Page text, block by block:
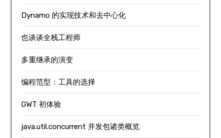
Dynamo 的实现技术和去中心化
也谈谈全栈工程师
多重继承的演变
编程范型：工具的选择
GWT 初体验
java.util.concurrent 并发包诸类概览